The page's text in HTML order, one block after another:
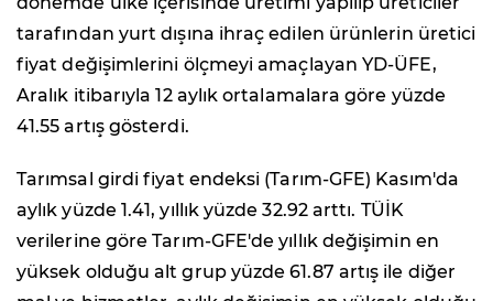
tarafından yurt dışına ihraç edilen ürünlerin üretici
fiyat değişimlerini ölçmeyi amaçlayan YD-ÜFE,
Aralık itibarıyla 12 aylık ortalamalara göre yüzde
41.55 artış gösterdi.
Tarımsal girdi fiyat endeksi (Tarım-GFE) Kasım'da
aylık yüzde 1.41, yıllık yüzde 32.92 arttı. TÜİK
verilerine göre Tarım-GFE'de yıllık değişimin en
yüksek olduğu alt grup yüzde 61.87 artış ile diğer